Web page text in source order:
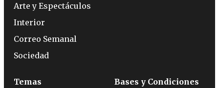
Arte y Espectáculos
Interior
Correo Semanal
Sociedad
Temas
Bases y Condiciones